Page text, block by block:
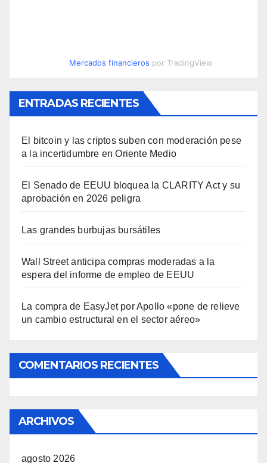
Mercados financieros por TradingView
ENTRADAS RECIENTES
El bitcoin y las criptos suben con moderación pese
a la incertidumbre en Oriente Medio
El Senado de EEUU bloquea la CLARITY Act y su
aprobación en 2026 peligra
Las grandes burbujas bursátiles
Wall Street anticipa compras moderadas a la
espera del informe de empleo de EEUU
La compra de EasyJet por Apollo «pone de relieve
un cambio estructural en el sector aéreo»
COMENTARIOS RECIENTES
ARCHIVOS
agosto 2026